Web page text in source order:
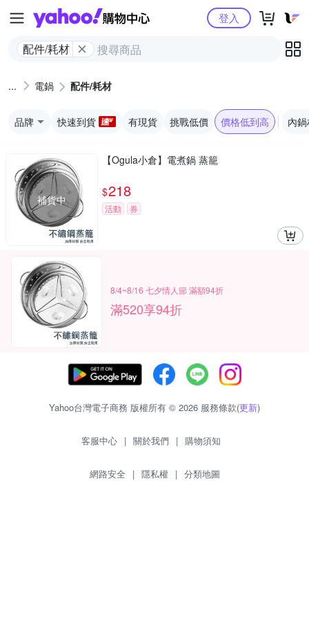
Yahoo購物中心
配件/耗材
登入
電鍋 配件/耗材
品牌 快速到貨 有現貨 挑戰低價 價格低到高 內
補貨中
【Ogula小倉】電煮鍋 蒸籠
$218
活動 券
8/4~8/16 七夕情人節 滿額94折
滿520享94折
Yahoo台灣電子商務 版權所有 © 2026 服務條款(更新)
客服中心 | 關於我們 | 購物須知
網路安全 | 隱私權 | 分類地圖